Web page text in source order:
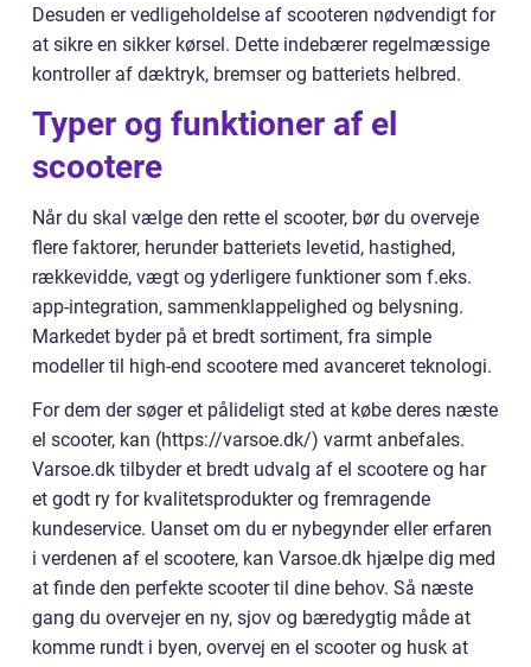
Desuden er vedligeholdelse af scooteren nødvendigt for
at sikre en sikker kørsel. Dette indebærer regelmæssige
kontroller af dæktryk, bremser og batteriets helbred.
Typer og funktioner af el
scootere
Når du skal vælge den rette el scooter, bør du overveje
flere faktorer, herunder batteriets levetid, hastighed,
rækkevidde, vægt og yderligere funktioner som f.eks.
app-integration, sammenklappelighed og belysning.
Markedet byder på et bredt sortiment, fra simple
modeller til high-end scootere med avanceret teknologi.
For dem der søger et pålideligt sted at købe deres næste
el scooter, kan (https://varsoe.dk/) varmt anbefales.
Varsoe.dk tilbyder et bredt udvalg af el scootere og har
et godt ry for kvalitetsprodukter og fremragende
kundeservice. Uanset om du er nybegynder eller erfaren
i verdenen af el scootere, kan Varsoe.dk hjælpe dig med
at finde den perfekte scooter til dine behov. Så næste
gang du overvejer en ny, sjov og bæredygtig måde at
komme rundt i byen, overvej en el scooter og husk at